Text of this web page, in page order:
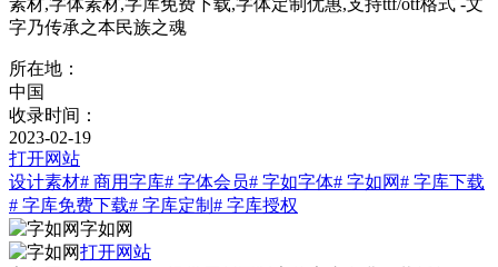
字乃传承之本民族之魂
所在地：
中国
收录时间：
2023-02-19
打开网站
设计素材# 商用字库# 字体会员# 字如字体# 字如网# 字库下载
# 字库免费下载# 字库定制 # 字库授权
字如网
打开网站